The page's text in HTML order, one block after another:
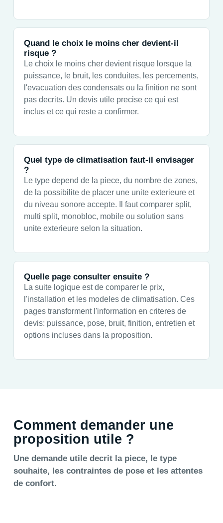
Quand le choix le moins cher devient-il
risque ?
Le choix le moins cher devient risque lorsque la
puissance, le bruit, les conduites, les percements,
l'evacuation des condensats ou la finition ne sont
pas decrits. Un devis utile precise ce qui est
inclus et ce qui reste a confirmer.
Quel type de climatisation faut-il envisager
?
Le type depend de la piece, du nombre de zones,
de la possibilite de placer une unite exterieure et
du niveau sonore accepte. Il faut comparer split,
multi split, monobloc, mobile ou solution sans
unite exterieure selon la situation.
Quelle page consulter ensuite ?
La suite logique est de comparer le prix,
l'installation et les modeles de climatisation. Ces
pages transforment l'information en criteres de
devis: puissance, pose, bruit, finition, entretien et
options incluses dans la proposition.
Comment demander une
proposition utile ?
Une demande utile decrit la piece, le type
souhaite, les contraintes de pose et les attentes
de confort.